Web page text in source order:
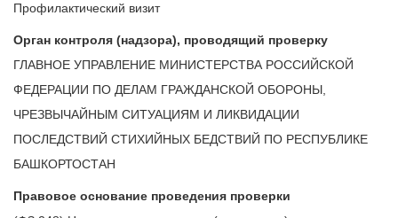
Профилактический визит
Орган контроля (надзора), проводящий проверку
ГЛАВНОЕ УПРАВЛЕНИЕ МИНИСТЕРСТВА РОССИЙСКОЙ
ФЕДЕРАЦИИ ПО ДЕЛАМ ГРАЖДАНСКОЙ ОБОРОНЫ,
ЧРЕЗВЫЧАЙНЫМ СИТУАЦИЯМ И ЛИКВИДАЦИИ
ПОСЛЕДСТВИЙ СТИХИЙНЫХ БЕДСТВИЙ ПО РЕСПУБЛИКЕ
БАШКОРТОСТАН
Правовое основание проведения проверки